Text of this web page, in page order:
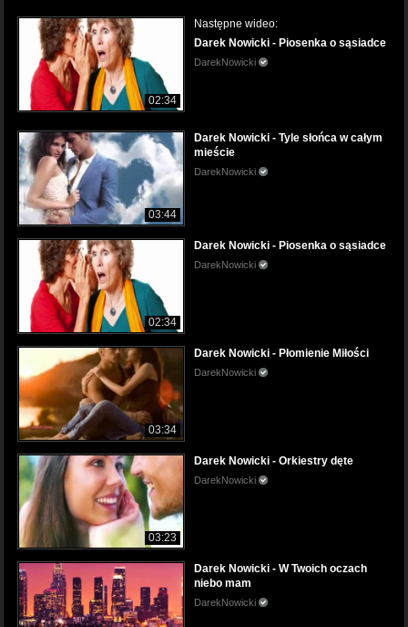
02:34
Następne wideo:
Darek Nowicki - Piosenka o sąsiadce
DarekNowicki
03:44
Darek Nowicki - Tyle słońca w całym
mieście
DarekNowicki
02:34
Darek Nowicki - Piosenka o sąsiadce
DarekNowicki
03:34
Darek Nowicki - Płomienie Miłości
DarekNowicki
03:23
Darek Nowicki - Orkiestry dęte
DarekNowicki
Darek Nowicki - W Twoich oczach
niebo mam
DarekNowicki